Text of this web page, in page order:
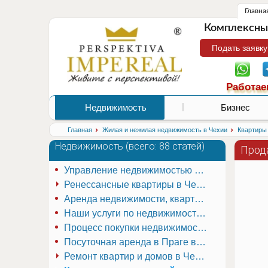
Подать
Недвижимость Бизнес
Главная › Жилая и нежилая недвижимость в Чехии ›
Недвижимость (всего: 88 статей)
Ремонт квартир и домов в Чехии (13)
Ренессансные квартиры в Чехии (1)
Многоквартирный жилой дом «Прага – Стодулки»
Посуточная аренда в Праге в Чехии
Наши услуги по недвижимости в Чехии
Аренда недвижимости, квартир в Праге и Чехии
Процесс покупки недвижимости в Чехии
Управление недвижимостью в Чехии